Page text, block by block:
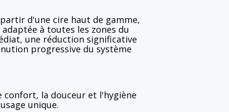
d'une cire haut de gamme,
à toutes les zones du
une réduction significative
progressive du système
confort, la douceur et l'hygiène
unique.